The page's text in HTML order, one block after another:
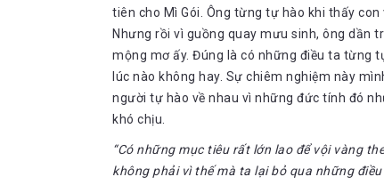
tiên cho Mì Gói. Ông từng tự hào khi thấy con
Nhưng rồi vì guồng quay mưu sinh, ông dần
mộng mơ ấy. Đúng là có những điều ta từng
lúc nào không hay. Sự chiêm nghiệm này
người tự hào về nhau vì những đức tính đó
khó chịu.
“Có những mục tiêu rất lớn lao để vội vàng
không phải vì thế mà ta lại bỏ qua những